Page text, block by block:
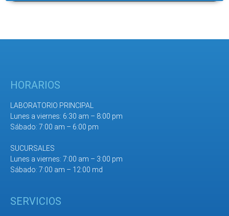
HORARIOS
LABORATORIO PRINCIPAL
Lunes a viernes: 6:30 am – 8:00 pm
Sábado: 7:00 am – 6:00 pm
SUCURSALES
Lunes a viernes: 7:00 am – 3:00 pm
Sábado: 7:00 am – 12:00 md
SERVICIOS